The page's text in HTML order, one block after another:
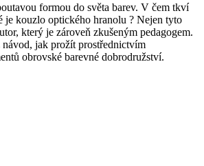
formou do světa barev. V čem tkví
je kouzlo optického hranolu ? Nejen tyto
který je zároveň zkušeným pedagogem.
návod, jak prožít prostřednictvím
obrovské barevné dobrodružství.